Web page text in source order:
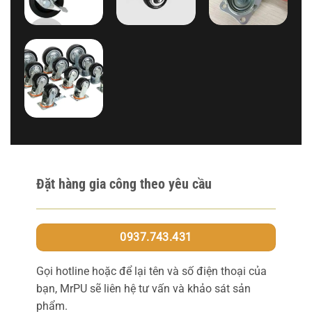
Đặt hàng gia công theo yêu cầu
0937.743.431
Gọi hotline hoặc để lại tên và số điện thoại của
bạn, MrPU sẽ liên hệ tư vấn và khảo sát sản
phẩm.